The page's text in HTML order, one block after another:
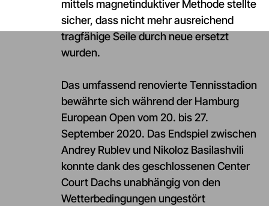
mittels magnetinduktiver Methode stellte
sicher, dass nicht mehr ausreichend
tragfähige Seile durch neue ersetzt
wurden.
Das umfassend renovierte Tennisstadion
bewährte sich während der Hamburg
European Open vom 20. bis 27.
September 2020. Das Endspiel zwischen
Andrey Rublev und Nikoloz Basilashvili
konnte dank des geschlossenen Center
Court Dachs unabhängig von den
Wetterbedingungen ungestört